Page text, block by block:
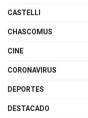
CASTELLI
CHASCOMUS
CINE
CORONAVIRUS
DEPORTES
DESTACADO